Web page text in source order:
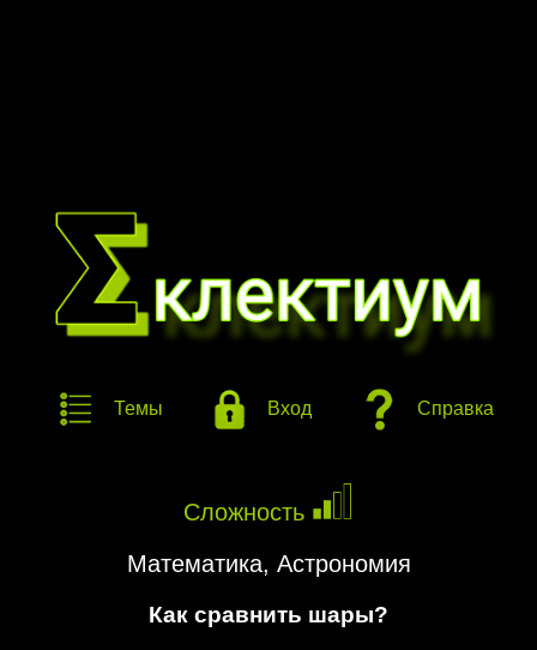
Темы Вход Справка
Сложность
Математика, Астрономия
Как сравнить шары?